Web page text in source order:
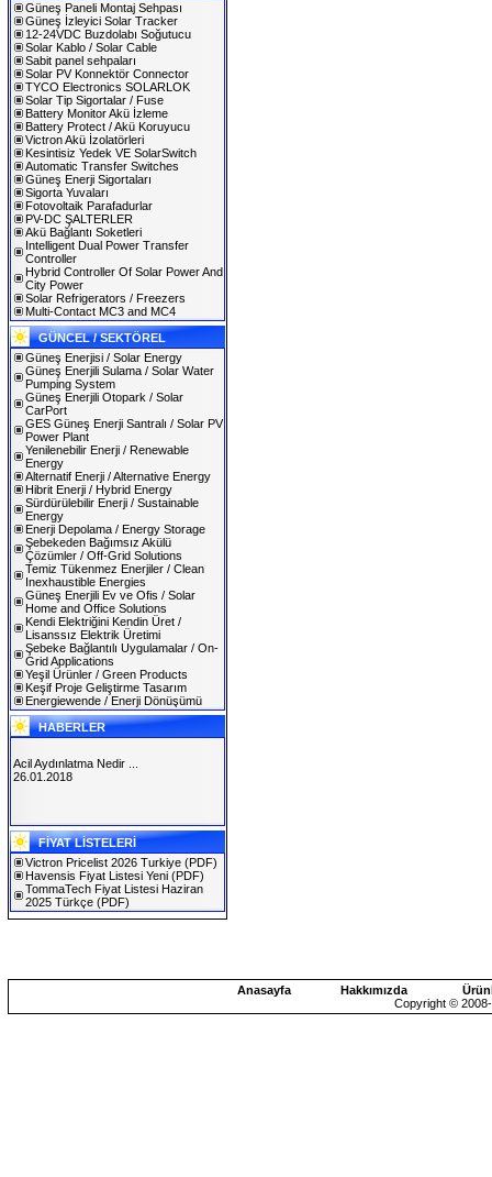
Güneş Paneli Montaj Sehpası
Güneş İzleyici Solar Tracker
12-24VDC Buzdolabı Soğutucu
Solar Kablo / Solar Cable
Sabit panel sehpaları
Solar PV Konnektör Connector
TYCO Electronics SOLARLOK
Solar Tip Sigortalar / Fuse
Battery Monitor Akü İzleme
Battery Protect / Akü Koruyucu
Victron Akü İzolatörleri
Kesintisiz Yedek VE SolarSwitch
Automatic Transfer Switches
Güneş Enerji Sigortaları
Sigorta Yuvaları
Fotovoltaik Parafadurlar
PV-DC ŞALTERLER
Akü Bağlantı Soketleri
Intelligent Dual Power Transfer
Controller
Hybrid Controller Of Solar Power And
City Power
Solar Refrigerators / Freezers
Multi-Contact MC3 and MC4
GÜNCEL / SEKTÖREL
Güneş Enerjisi / Solar Energy
Güneş Enerjili Sulama / Solar Water
Pumping System
Güneş Enerjili Otopark / Solar
CarPort
GES Güneş Enerji Santralı / Solar PV
Power Plant
Yenilenebilir Enerji / Renewable
Energy
Alternatif Enerji / Alternative Energy
Hibrit Enerji / Hybrid Energy
Sürdürülebilir Enerji / Sustainable
Energy
Enerji Depolama / Energy Storage
Şebekeden Bağımsız Akülü
Çözümler / Off-Grid Solutions
Temiz Tükenmez Enerjiler / Clean
Inexhaustible Energies
Güneş Enerjili Ev ve Ofis / Solar
Home and Office Solutions
Kendi Elektriğini Kendin Üret /
Lisanssız Elektrik Üretimi
Şebeke Bağlantılı Uygulamalar / On-
Grid Applications
Yeşil Ürünler / Green Products
Keşif Proje Geliştirme Tasarım
Energiewende / Enerji Dönüşümü
HABERLER
SOLAREX ISTANBUL 2019
30.01.2019
Acil Aydınlatma Nedir ...
26.01.2018
FİYAT LİSTELERİ
Victron Pricelist 2026 Turkiye (PDF)
Havensis Fiyat Listesi Yeni (PDF)
TommaTech Fiyat Listesi Haziran
2025 Türkçe (PDF)
Anasayfa Hakkımızda
Copyright ©